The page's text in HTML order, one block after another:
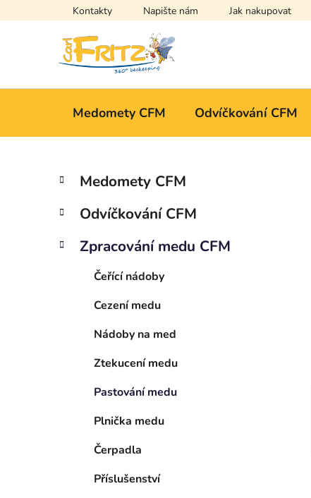
na
Kontakty Napište nám Jak nakupovat
Medomety CFM Odvíčkování CFM
P
s
r
Přeskočit
kategorie
K
a
e
o
Medomety CFM
Odvíčkování CFM
Zpracování medu CFM
Čeřící nádoby
Cezení medu
Nádoby na med
Ztekucení medu
Pastování medu
Plnička medu
Čerpadla
Příslušenství